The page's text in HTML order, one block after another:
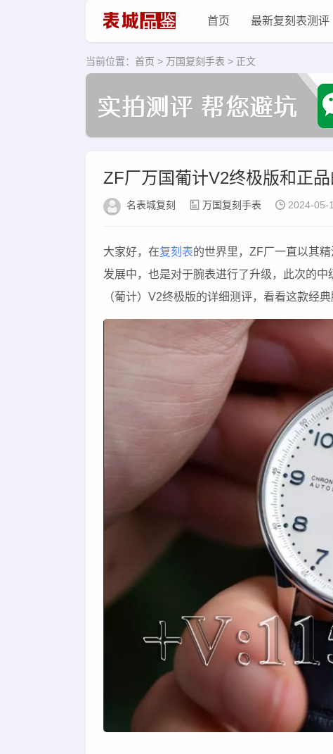
首页 最新复刻表测评
当前位置： 首页 > 万国复刻手表 > 正文
ZF厂万国葡计V2终极版和正品
名表城复刻 万国复刻手表 2024-05-
大家好，在复刻表的世界里，ZF厂一直以其
发展中，也是对于腕表进行了升级，此次的
（葡计）V2终极版的详细测评，看看这款经